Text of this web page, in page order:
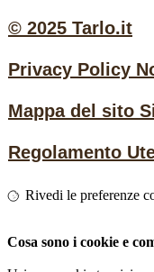
© 2025 Tarlo.it
Privacy Policy
Mappa del sito
Regolamento
Rivedi le preferenze
Cosa sono i cookie e